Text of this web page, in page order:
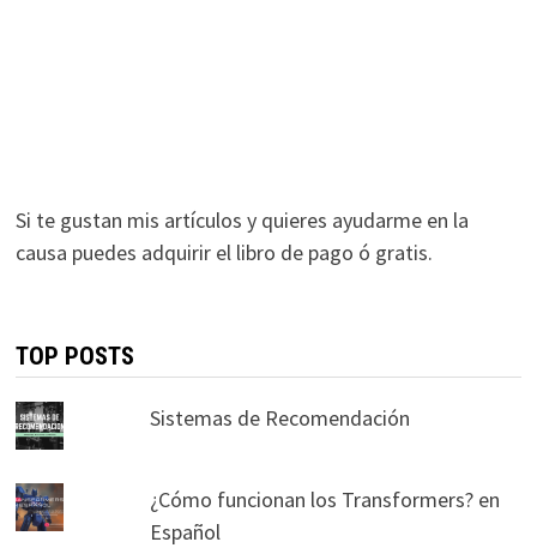
Si te gustan mis artículos y quieres ayudarme en la
causa puedes adquirir el libro de pago ó gratis.
TOP POSTS
Sistemas de Recomendación
¿Cómo funcionan los Transformers? en
Español